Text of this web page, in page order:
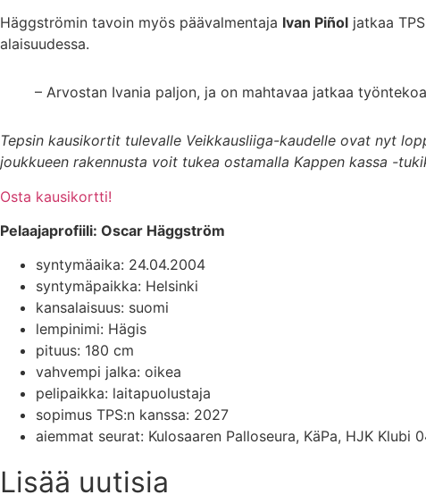
Häggströmin tavoin myös päävalmentaja Ivan Piñol jatkaa
alaisuudessa.
– Arvostan Ivania paljon, ja on mahtavaa jatkaa
Tepsin kausikortit tulevalle Veikkausliiga-kaudelle ovat nyt
joukkueen rakennusta voit tukea ostamalla Kappen kassa -
Osta kausikortti!
Pelaajaprofiili: Oscar Häggström
syntymäaika: 24.04.2004
syntymäpaikka: Helsinki
kansalaisuus: suomi
lempinimi: Hägis
pituus: 180 cm
vahvempi jalka: oikea
pelipaikka: laitapuolustaja
sopimus TPS:n kanssa: 2027
aiemmat seurat: Kulosaaren Palloseura, KäPa, HJK Klubi
Lisää uutisia